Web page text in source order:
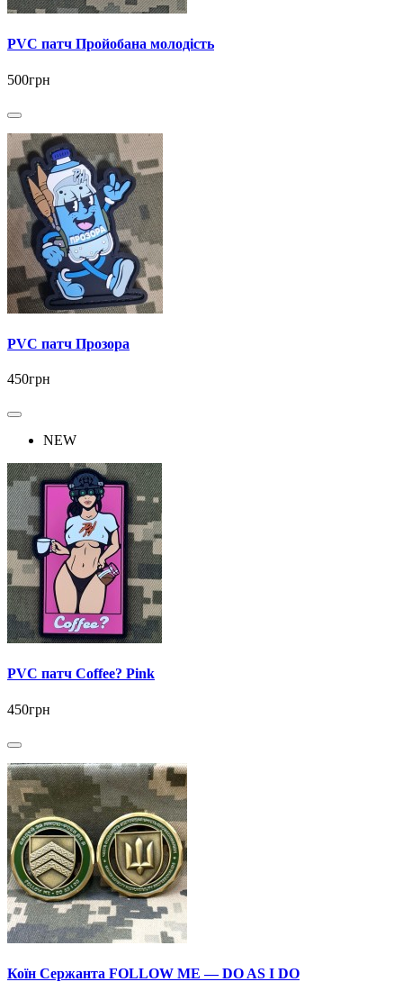
PVC патч Пройобана молодість
500грн
PVC патч Прозора
450грн
NEW
PVC патч Coffee? Pink
450грн
Коїн Сержанта FOLLOW ME — DO AS I DO